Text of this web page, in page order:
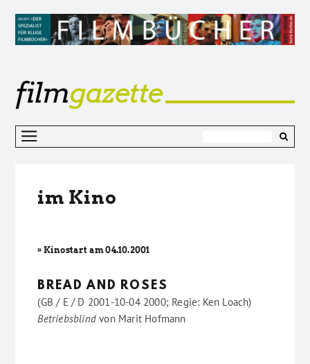
filmgazette
im Kino
» Kinostart am 04.10.2001
BREAD AND ROSES
(GB / E / D 2001-10-04 2000; Regie: Ken Loach)
Betriebsblind von Marit Hofmann